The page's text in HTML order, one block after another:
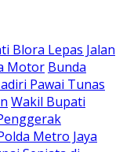
Blora Lepas Jalan
Motor Bunda
Pawai Tunas
Wakil Bupati
Metro Jaya